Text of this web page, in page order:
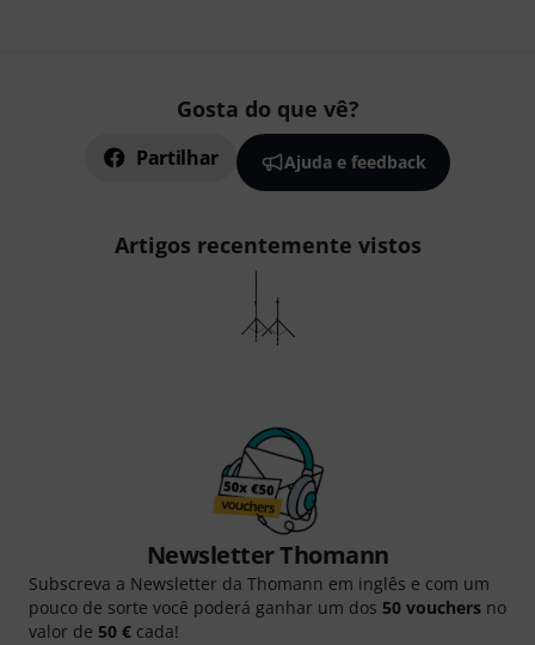
Gosta do que vê?
Partilhar Ajuda e feedback
Artigos recentemente vistos
Newsletter Thomann
Subscreva a Newsletter da Thomann em inglês e com um
pouco de sorte você poderá ganhar um dos 50 vouchers no
valor de 50 € cada!